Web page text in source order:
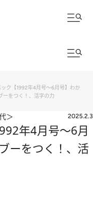
ク【1992年4月号～6月号】わか
ーをつく！、活字の力
＞ 2025.2.3
年4月号～6月
ーをつく！、活